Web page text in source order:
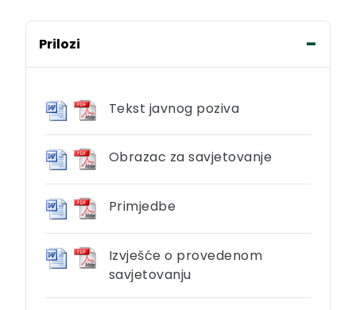
Prilozi
Tekst javnog poziva
Obrazac za savjetovanje
Primjedbe
Izvješće o provedenom
savjetovanju